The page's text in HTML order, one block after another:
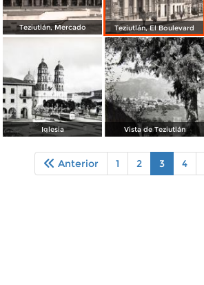
Teziutlán, Mercado Teziutlán, El Boulevard
Iglesia Vista de Teziutlán
Anterior 1 2 3 4